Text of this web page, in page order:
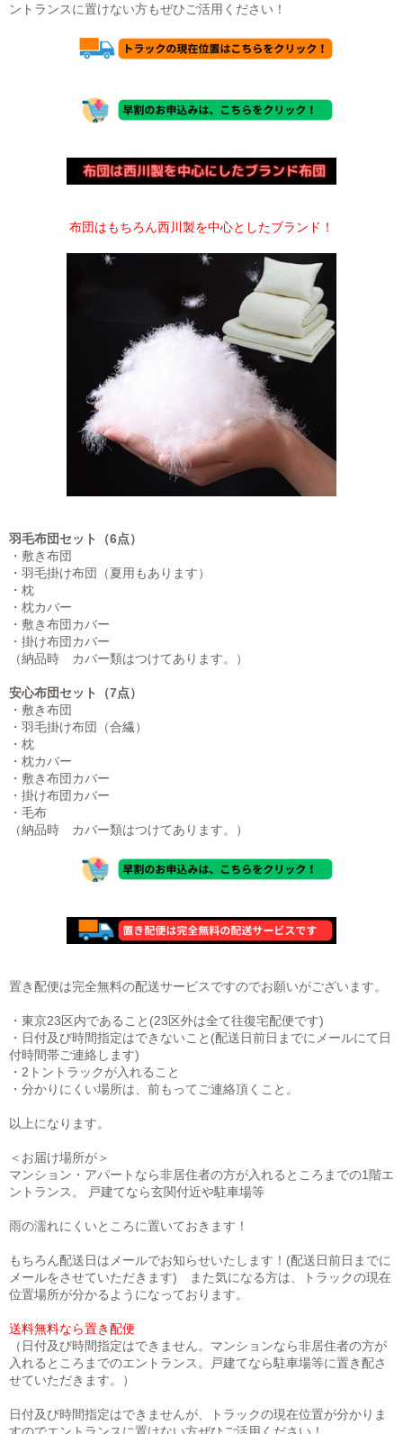
ントランスに置けない方もぜひご活用ください！
布団はもちろん西川製を中心としたブランド！
羽毛布団セット（6点）
・敷き布団
・羽毛掛け布団（夏用もあります）
・枕
・枕カバー
・敷き布団カバー
・掛け布団カバー
（納品時 カバー類はつけてあります。）
安心布団セット（7点）
・敷き布団
・羽毛掛け布団（合繊）
・枕
・枕カバー
・敷き布団カバー
・掛け布団カバー
・毛布
（納品時 カバー類はつけてあります。）
置き配便は完全無料の配送サービスですのでお願いがございます。
・東京23区内であること(23区外は全て往復宅配便です)
・日付及び時間指定はできないこと(配送日前日までにメールにて日
付時間帯ご連絡します)
・2トントラックが入れること
・分かりにくい場所は、前もってご連絡頂くこと。
以上になります。
＜お届け場所が＞
マンション・アパートなら非居住者の方が入れるところまでの1階エ
ントランス。 戸建てなら玄関付近や駐車場等
雨の濡れにくいところに置いておきます！
もちろん配送日はメールでお知らせいたします！(配送日前日までに
メールをさせていただきます) また気になる方は、トラックの現在
位置場所が分かるようになっております。
送料無料なら置き配便
（日付及び時間指定はできません。マンションなら非居住者の方が
入れるところまでのエントランス。戸建てなら駐車場等に置き配さ
せていただきます。）
日付及び時間指定はできませんが、トラックの現在位置が分かりま